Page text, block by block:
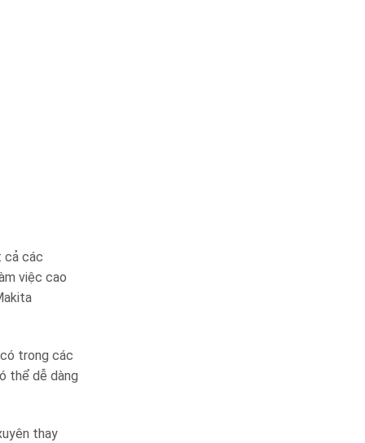
cả các
việc cao
trong các
thể dễ dàng
thay